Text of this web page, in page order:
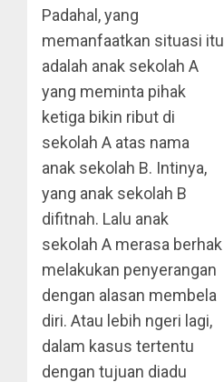
Padahal, yang
memanfaatkan situasi itu
adalah anak sekolah A
yang meminta pihak
ketiga bikin ribut di
sekolah A atas nama
anak sekolah B. Intinya,
yang anak sekolah B
difitnah. Lalu anak
sekolah A merasa berhak
melakukan penyerangan
dengan alasan membela
diri. Atau lebih ngeri lagi,
dalam kasus tertentu
dengan tujuan diadu